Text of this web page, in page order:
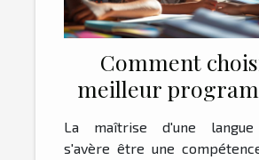
Comment
meilleur
séjour
adultes
La maîtrise d'une langue
s'avère être une